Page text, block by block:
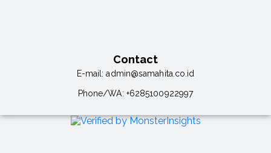
Contact
E-mail:admin@samahita.co.id
Phone/WA: +6285100922997